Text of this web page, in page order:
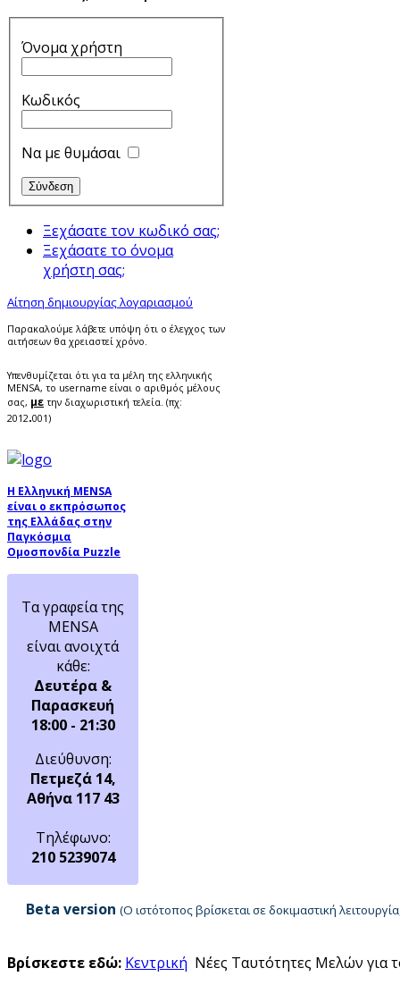
Όνομα χρήστη
Κωδικός
Να με θυμάσαι
Ξεχάσατε τον κωδικό σας;
Ξεχάσατε το όνομα
χρήστη σας;
Αίτηση δημιουργίας λογαριασμού
Παρακαλούμε λάβετε υπόψη ότι ο έλεγχος των
αιτήσεων θα χρειαστεί χρόνο.
Υπενθυμίζεται ότι για τα μέλη της ελληνικής
MENSA, το username είναι ο αριθμός μέλους
σας, με την διαχωριστική τελεία. (πχ:
2012.001)
Η Ελληνική MENSA
είναι ο εκπρόσωπος
της Ελλάδας στην
Παγκόσμια
Ομοσπονδία Puzzle
Τα γραφεία της
MENSA
είναι ανοιχτά
κάθε:
Δευτέρα &
Παρασκευή
18:00 - 21:30
Διεύθυνση:
Πετμεζά 14,
Αθήνα 117 43
Τηλέφωνο:
210 5239074
Beta version (Ο ιστότοπος βρίσκεται σε δοκιμαστική
Βρίσκεστε εδώ: Κεντρική Νέες Ταυτότητες Μελών για